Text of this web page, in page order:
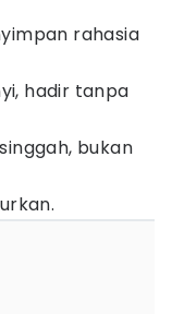
rahasia
hadir tanpa
bukan